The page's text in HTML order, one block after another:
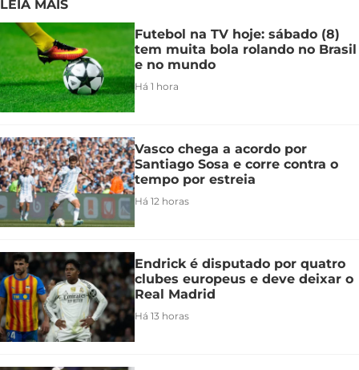
LEIA MAIS
Futebol na TV hoje: sábado (8)
tem muita bola rolando no Brasil
e no mundo
Há 1 hora
Vasco chega a acordo por
Santiago Sosa e corre contra o
tempo por estreia
Há 12 horas
Endrick é disputado por quatro
clubes europeus e deve deixar o
Real Madrid
Há 13 horas